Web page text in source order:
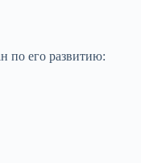
по его развитию: